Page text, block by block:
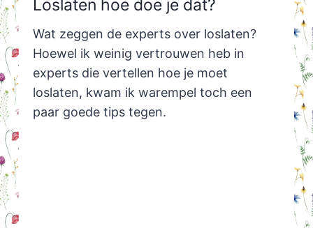
Loslaten hoe doe je dat?
Wat zeggen de experts over loslaten?
Hoewel ik weinig vertrouwen heb in
experts die vertellen hoe je moet
loslaten, kwam ik warempel toch een
paar goede tips tegen.